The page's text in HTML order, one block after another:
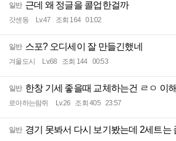
일반 근데 왜 정글을 콜업한걸까
갓센동 Lv.47 조회 164 01:02
일반 스포? 오디세이 잘 만들긴했네
겨울도시 Lv.68 조회 144 00:53
일반 한창 기세 좋을때 교체하는건 ㄹㅇ 이
로아하는람쥐 Lv.26 조회 405 23:57
일반 경기 못봐서 다시 보기봤는데 2세트는